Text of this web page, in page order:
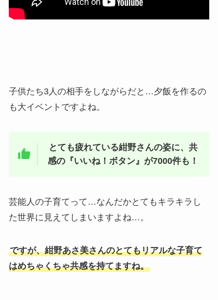
子供たち3人の相手をしながらだと…夕飯を作るの
も大イベントですよね。
とても疲れている紺野さんの姿に、共
感の『いいね！ボタン』が7000件も！
芸能人の子育てって…なんだかとてもキラキラし
た世界に見えてしまいますよね…。
ですが、紺野あさ美さんのとてもリアルな子育て
はめちゃくちゃ共感を持てますね。